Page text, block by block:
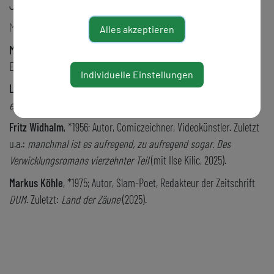
Jahrhunderts ein.
M. Köhle
Michael Hammerschmid
Essays;
zuletzt: was keiner kapiert(2024).
Lorena Pircher , *1994, Autorin, Lehrerin, Buchhändlerin. Zuletzt:
eure stimmen - eure sprachen
Fritz Widhalm, *1956; Autor, Comiczeichner, Videokünstler. Zuletzt
u.a.: manchmal ist es aufregend, zu aufregend sogar. Des
Verwicklungsromans vierzehnter Teil(mit Ilse Kilic, 2025).
Markus Köhle, *1975; Autor, Slam-Poet, Redakteur der Zeitschrift
DUM. Zuletzt: Land der Zäune(2025).
Alles akzeptieren
Individuelle Einstellungen